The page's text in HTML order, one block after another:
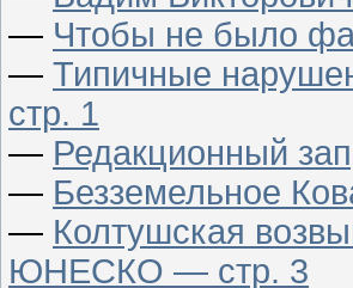
— Чтобы не было
— Типичные
стр. 1
— Редакционный
— Безземельное
— Колтушская
ЮНЕСКО — стр. 3